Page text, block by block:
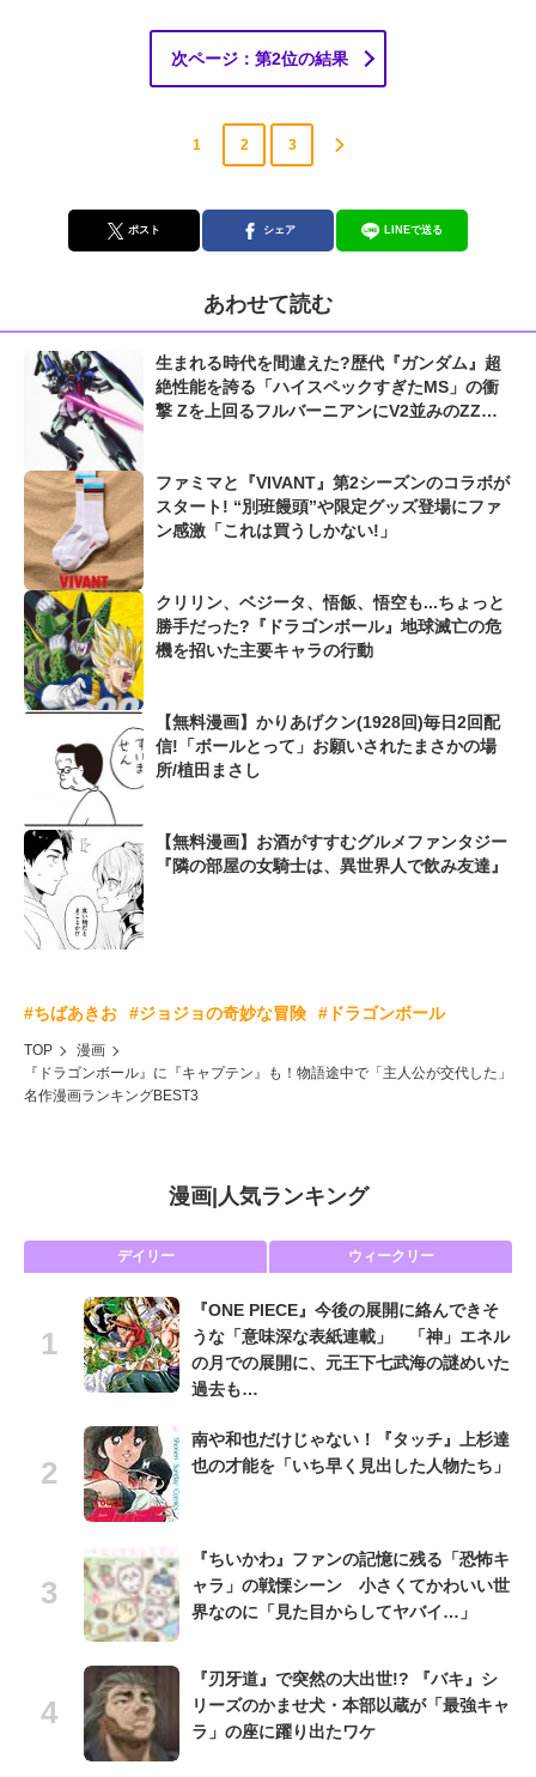
次ページ：第2位の結果
1 2 3
ポスト シェア LINEで送る
あわせて読む
生まれる時代を間違えた?歴代『ガンダム』超
絶性能を誇る「ハイスペックすぎたMS」の衝
撃 Zを上回るフルバーニアンにV2並みのZZガ
ファミマと『VIVANT』第2シーズンのコラボが
スタート! “別班饅頭”や限定グッズ登場にファ
ン感激「これは買うしかない!」
クリリン、ベジータ、悟飯、悟空も...ちょっと
勝手だった?『ドラゴンボール』地球滅亡の危
機を招いた主要キャラの行動
【無料漫画】かりあげクン(1928回)毎日2回配
信!「ボールとって」お願いされたまさかの場
所/植田まさし
【無料漫画】お酒がすすむグルメファンタジー
『隣の部屋の女騎士は、異世界人で飲み友達』
#ちばあきお #ジョジョの奇妙な冒険 #ドラゴンボール
TOP
漫画
『ドラゴンボール』に『キャプテン』も！物語途中で「主人公が交代した」
名作漫画ランキングBEST3
漫画| 人気ランキング
デイリー ウィークリー
『ONE PIECE』今後の展開に絡んできそ
うな「意味深な表紙連載」 「神」エネル
の月での展開に、元王下七武海の謎めいた
過去も…
南や和也だけじゃない！『タッチ』上杉達
也の才能を「いち早く見出した人物たち」
『ちいかわ』ファンの記憶に残る「恐怖キ
ャラ」の戦慄シーン 小さくてかわいい世
界なのに「見た目からしてヤバイ…」
『刃牙道』で突然の大出世!? 『バキ』シ
リーズのかませ犬・本部以蔵が「最強キャ
ラ」の座に躍り出たワケ